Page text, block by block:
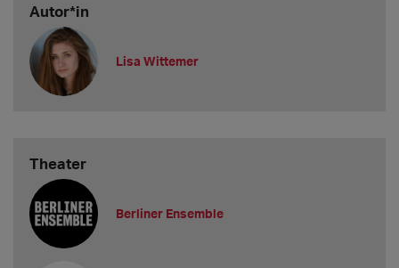
Autor*in
Lisa Wittemer
Theater
Berliner Ensemble